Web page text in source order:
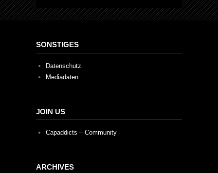
SONSTIGES
Datenschutz
Mediadaten
JOIN US
Capaddicts – Community
ARCHIVES